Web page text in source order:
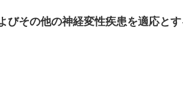
その他の神経変性疾患を適応と